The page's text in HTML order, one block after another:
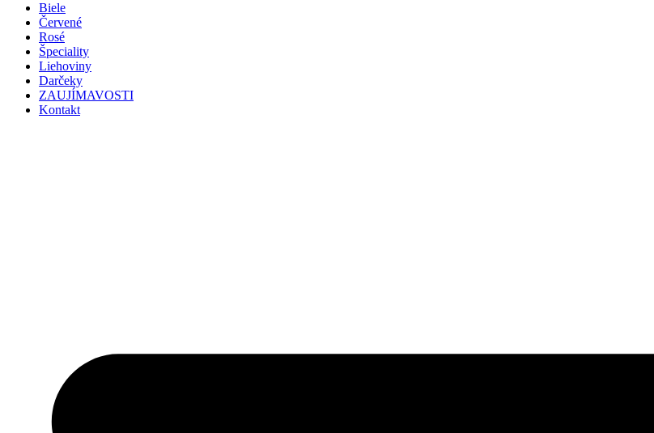
Biele
Červené
Rosé
Špeciality
Liehoviny
Darčeky
ZAUJÍMAVOSTI
Kontakt